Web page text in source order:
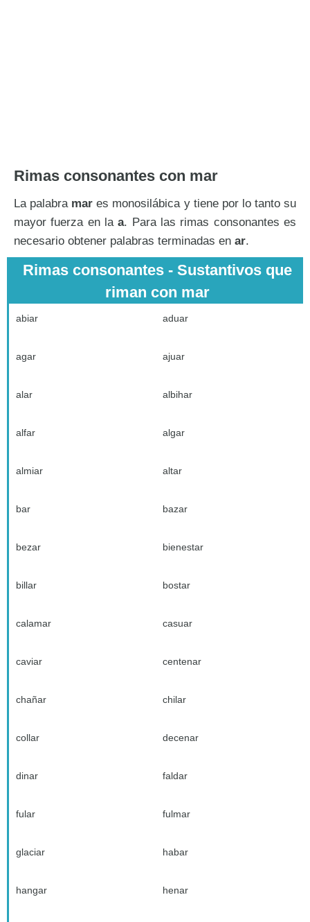
Rimas consonantes con mar
La palabra mares monosilábica y tiene por lo tanto su
mayor fuerza en laa. Para las rimas consonantes es
necesario obtener palabras terminadas en ar.
Rimas consonantes - Sustantivos que
riman con mar
abiar aduar
agar ajuar
alar albihar
alfar algar
almiar altar
bar bazar
bezar bienestar
billar bostar
calamar casuar
caviar centenar
chañar chilar
collar decenar
dinar faldar
fular fulmar
glaciar habar
hangar henar